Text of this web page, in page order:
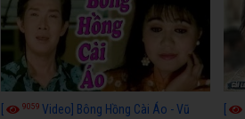
[ 9059 Video] Bông Hồng Cài Áo - Vũ
[